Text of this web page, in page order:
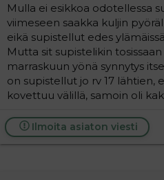
Mulla ei esikkoa odotellessa
viimeseen saakka kuljin
eikä supistellut edes
Mutta sit supistelikin
marraskuun yönä synnytys
on supistellut jo rv 17 lähtien,
kovettuu välillä, samoin oli
Ilmoita asiaton viesti